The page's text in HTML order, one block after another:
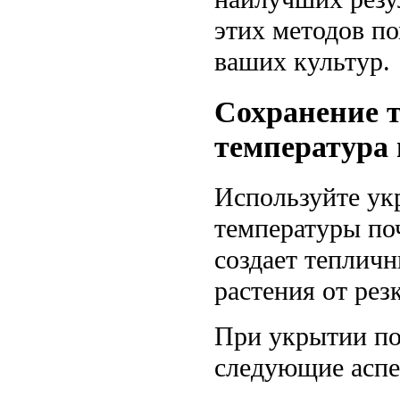
этих методов
ваших культур.
Сохранение
Используйте
температуры
создает
растения от
При укрытии
следующие